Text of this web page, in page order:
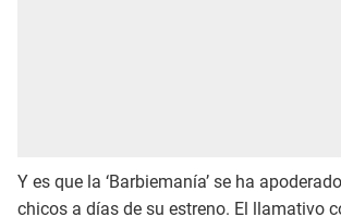
Y es que la ‘Barbiemanía’ se ha
chicos a días de su estreno. El llamativo